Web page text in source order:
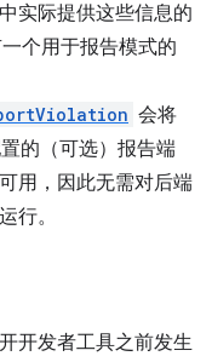
实际提供这些信息的
个用于报告模式的
会将
的（可选）报告端
用，因此无需对后端
行。
开发者工具之前发生